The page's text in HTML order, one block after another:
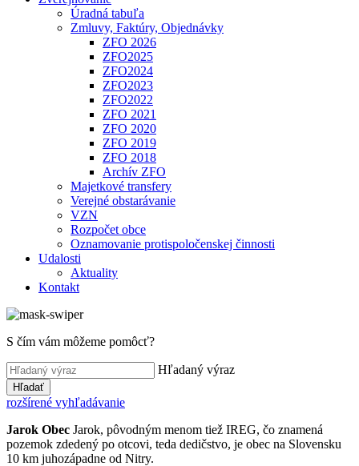
Úradná tabuľa
Zmluvy, Faktúry, Objednávky
ZFO 2026
ZFO2025
ZFO2024
ZFO2023
ZFO2022
ZFO 2021
ZFO 2020
ZFO 2019
ZFO 2018
Archív ZFO
Majetkové transfery
Verejné obstarávanie
VZN
Rozpočet obce
Oznamovanie protispoločenskej činnosti
Udalosti
Aktuality
Kontakt
S čím vám môžeme pomôcť?
Hľadaný výraz
Hľadať
rozšírené vyhľadávanie
Jarok Obec Jarok, pôvodným menom tiež IREG, čo znamená
pozemok zdedený po otcovi, teda dedičstvo, je obec na Slovensku
10 km juhozápadne od Nitry.